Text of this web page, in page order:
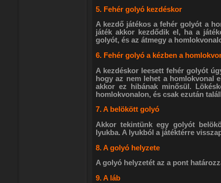
5. Fehér golyó kezdéskor
A kezdő játékos a fehér golyót a
játék akkor kezdődik el, ha a
golyót, és az átmegy a
6. Fehér golyó a kézben a
A kezdéskor leesett fehér golyót
hogy az nem lehet a homlokvonal
akkor ez hibának minősül.
homlokvonalon, és csak ezután
7. A belökött golyó
Akkor tekintünk egy golyót
lyukba. A lyukból a játéktérre
8. A golyó helyzete
A golyó helyzetét az a pont
9. A láb